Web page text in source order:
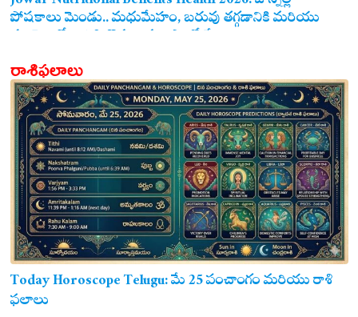
పోషకాలు మెండు.. మధుమేహం, బరువు తగ్గడానికి మరియు
గుండె ఆరోగ్యానికి జొన్న అన్నం ఎంతో మేలు!
రాశిఫలాలు
Today Horoscope Telugu: మే 25 పంచాంగం మరియు రాశి
ఫలాలు